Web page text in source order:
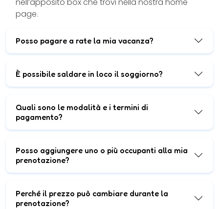
nell’apposito box che trovi nella nostra home
page.
Posso pagare a rate la mia vacanza?
È possibile saldare in loco il soggiorno?
Quali sono le modalità e i termini di
pagamento?
Posso aggiungere uno o più occupanti alla mia
prenotazione?
Perché il prezzo può cambiare durante la
prenotazione?